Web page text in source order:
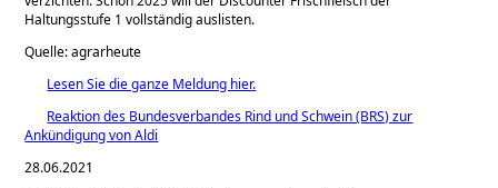
Haltungsstufe 1 vollständig auslisten.
Quelle: agrarheute
Lesen Sie die ganze Meldung hier.
Reaktion des Bundesverbandes Rind und Schwein (BRS) zur
Ankündigung von Aldi
28.06.2021